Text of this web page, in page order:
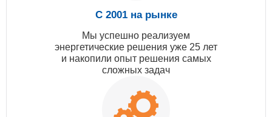
С 2001 на рынке
Мы успешно реализуем
энергетические решения уже 25 лет
и накопили опыт решения самых
сложных задач